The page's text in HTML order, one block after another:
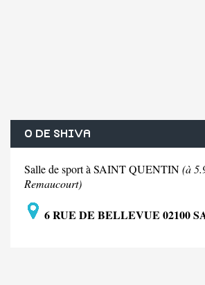
O DE SHIVA
Salle de sport à SAINT QUENTIN(à
Remaucourt)
6 RUE DE BELLEVUE 02100